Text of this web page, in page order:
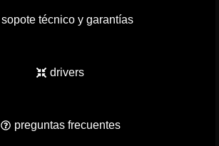
sopote técnico y garantías
drivers
preguntas frecuentes